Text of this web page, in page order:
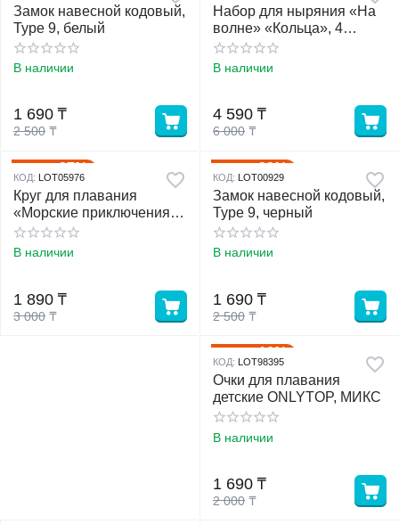
Замок навесной кодовый,
Type 9, белый
В наличии
2 500 ₸
1 690 ₸
Набор для ныряния «На
волне» «Кольца», 4
предмета, МИКС
В наличии
6 000 ₸
4 590 ₸
37%
КОД: LOT05976
Круг для плавания
«Морские приключения»,
надувной, d=51 см, от 3-6
лет, МИКС, 36113 Bestway
В наличии
3 000 ₸
1 890 ₸
32%
КОД: LOT00929
Замок навесной кодовый,
Type 9, черный
В наличии
2 500 ₸
1 690 ₸
16%
КОД: LOT98395
Очки для плавания
детские ONLYTOP, МИКС
В наличии
2 000 ₸
1 690 ₸